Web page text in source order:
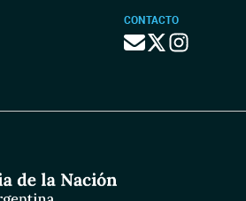
CONTACTO